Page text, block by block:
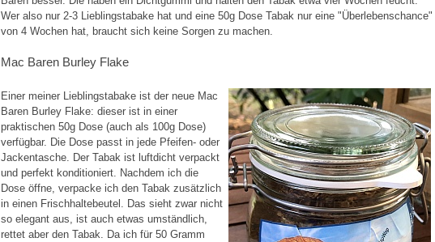
Wer also nur 2-3 Lieblingstabake hat und eine 50g Dose Tabak nur eine "Überlebenschance"
von 4 Wochen hat, braucht sich keine Sorgen zu machen.
Mac Baren Burley Flake
Einer meiner Lieblingstabake ist der neue Mac
Baren Burley Flake: dieser ist in einer
praktischen 50g Dose (auch als 100g Dose)
verfügbar. Die Dose passt in jede Pfeifen- oder
Jackentasche. Der Tabak ist luftdicht verpackt
und perfekt konditioniert. Nachdem ich die
Dose öffne, verpacke ich den Tabak zusätzlich
in einen Frischhaltebeutel. Das sieht zwar nicht
so elegant aus, ist auch etwas umständlich,
rettet aber den Tabak. Da ich für 50 Gramm